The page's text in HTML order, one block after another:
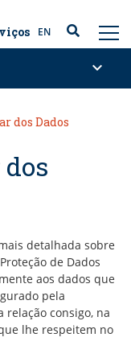
keyboard_arrow_down
EN
dos Dados
detalhada sobre
de Dados
aos dados que
pela
relação consigo, na
lhe respeitem no